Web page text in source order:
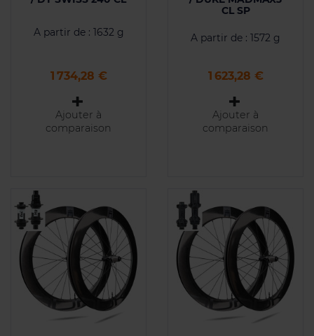
A partir de : 1632 g
Prix
1 734,28 €
Ajouter à
comparaison
CL SP
A partir de : 1572 g
Prix
1 623,28 €
Ajouter à
comparaison